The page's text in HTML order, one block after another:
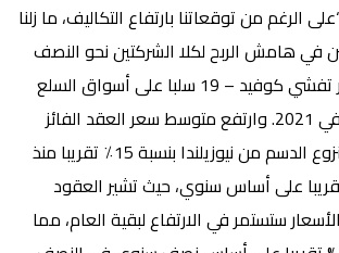
على الرغم من توقعاتنا بارتفاع التكاليف، ما زلنا
في هامش الربح لكلا الشركتين نحو النصف
أثر تفشي كوفيد – 19 سلبا على أسواق السلع
الأساسية العالمية في 2021. وارتفع متوسط سعر العقد الفائز
لمسحوق الحليب منزوع الدسم من نيوزيلندا بنسبة 15٪ تقريبا منذ
العام و25% تقريبا على أساس سنوي، حيث تشير العقود
ستستمر في الارتفاع لبقية العام، مما